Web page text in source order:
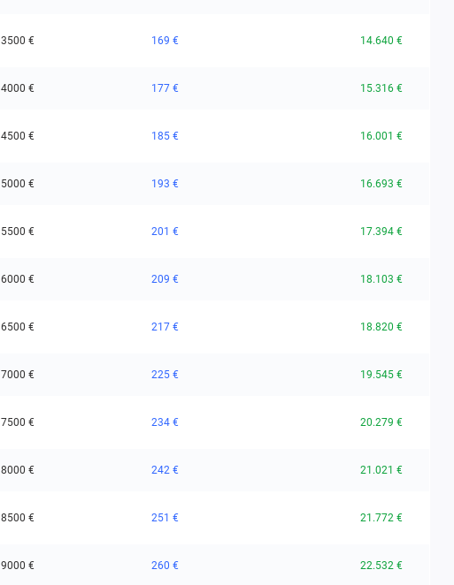
3500 € 169 € 14.640 €
4000 € 177 € 15.316 €
4500 € 185 € 16.001 €
5000 € 193 € 16.693 €
5500 € 201 € 17.394 €
6000 € 209 € 18.103 €
6500 € 217 € 18.820 €
7000 € 225 € 19.545 €
7500 € 234 € 20.279 €
8000 € 242 € 21.021 €
8500 € 251 € 21.772 €
9000 € 260 € 22.532 €